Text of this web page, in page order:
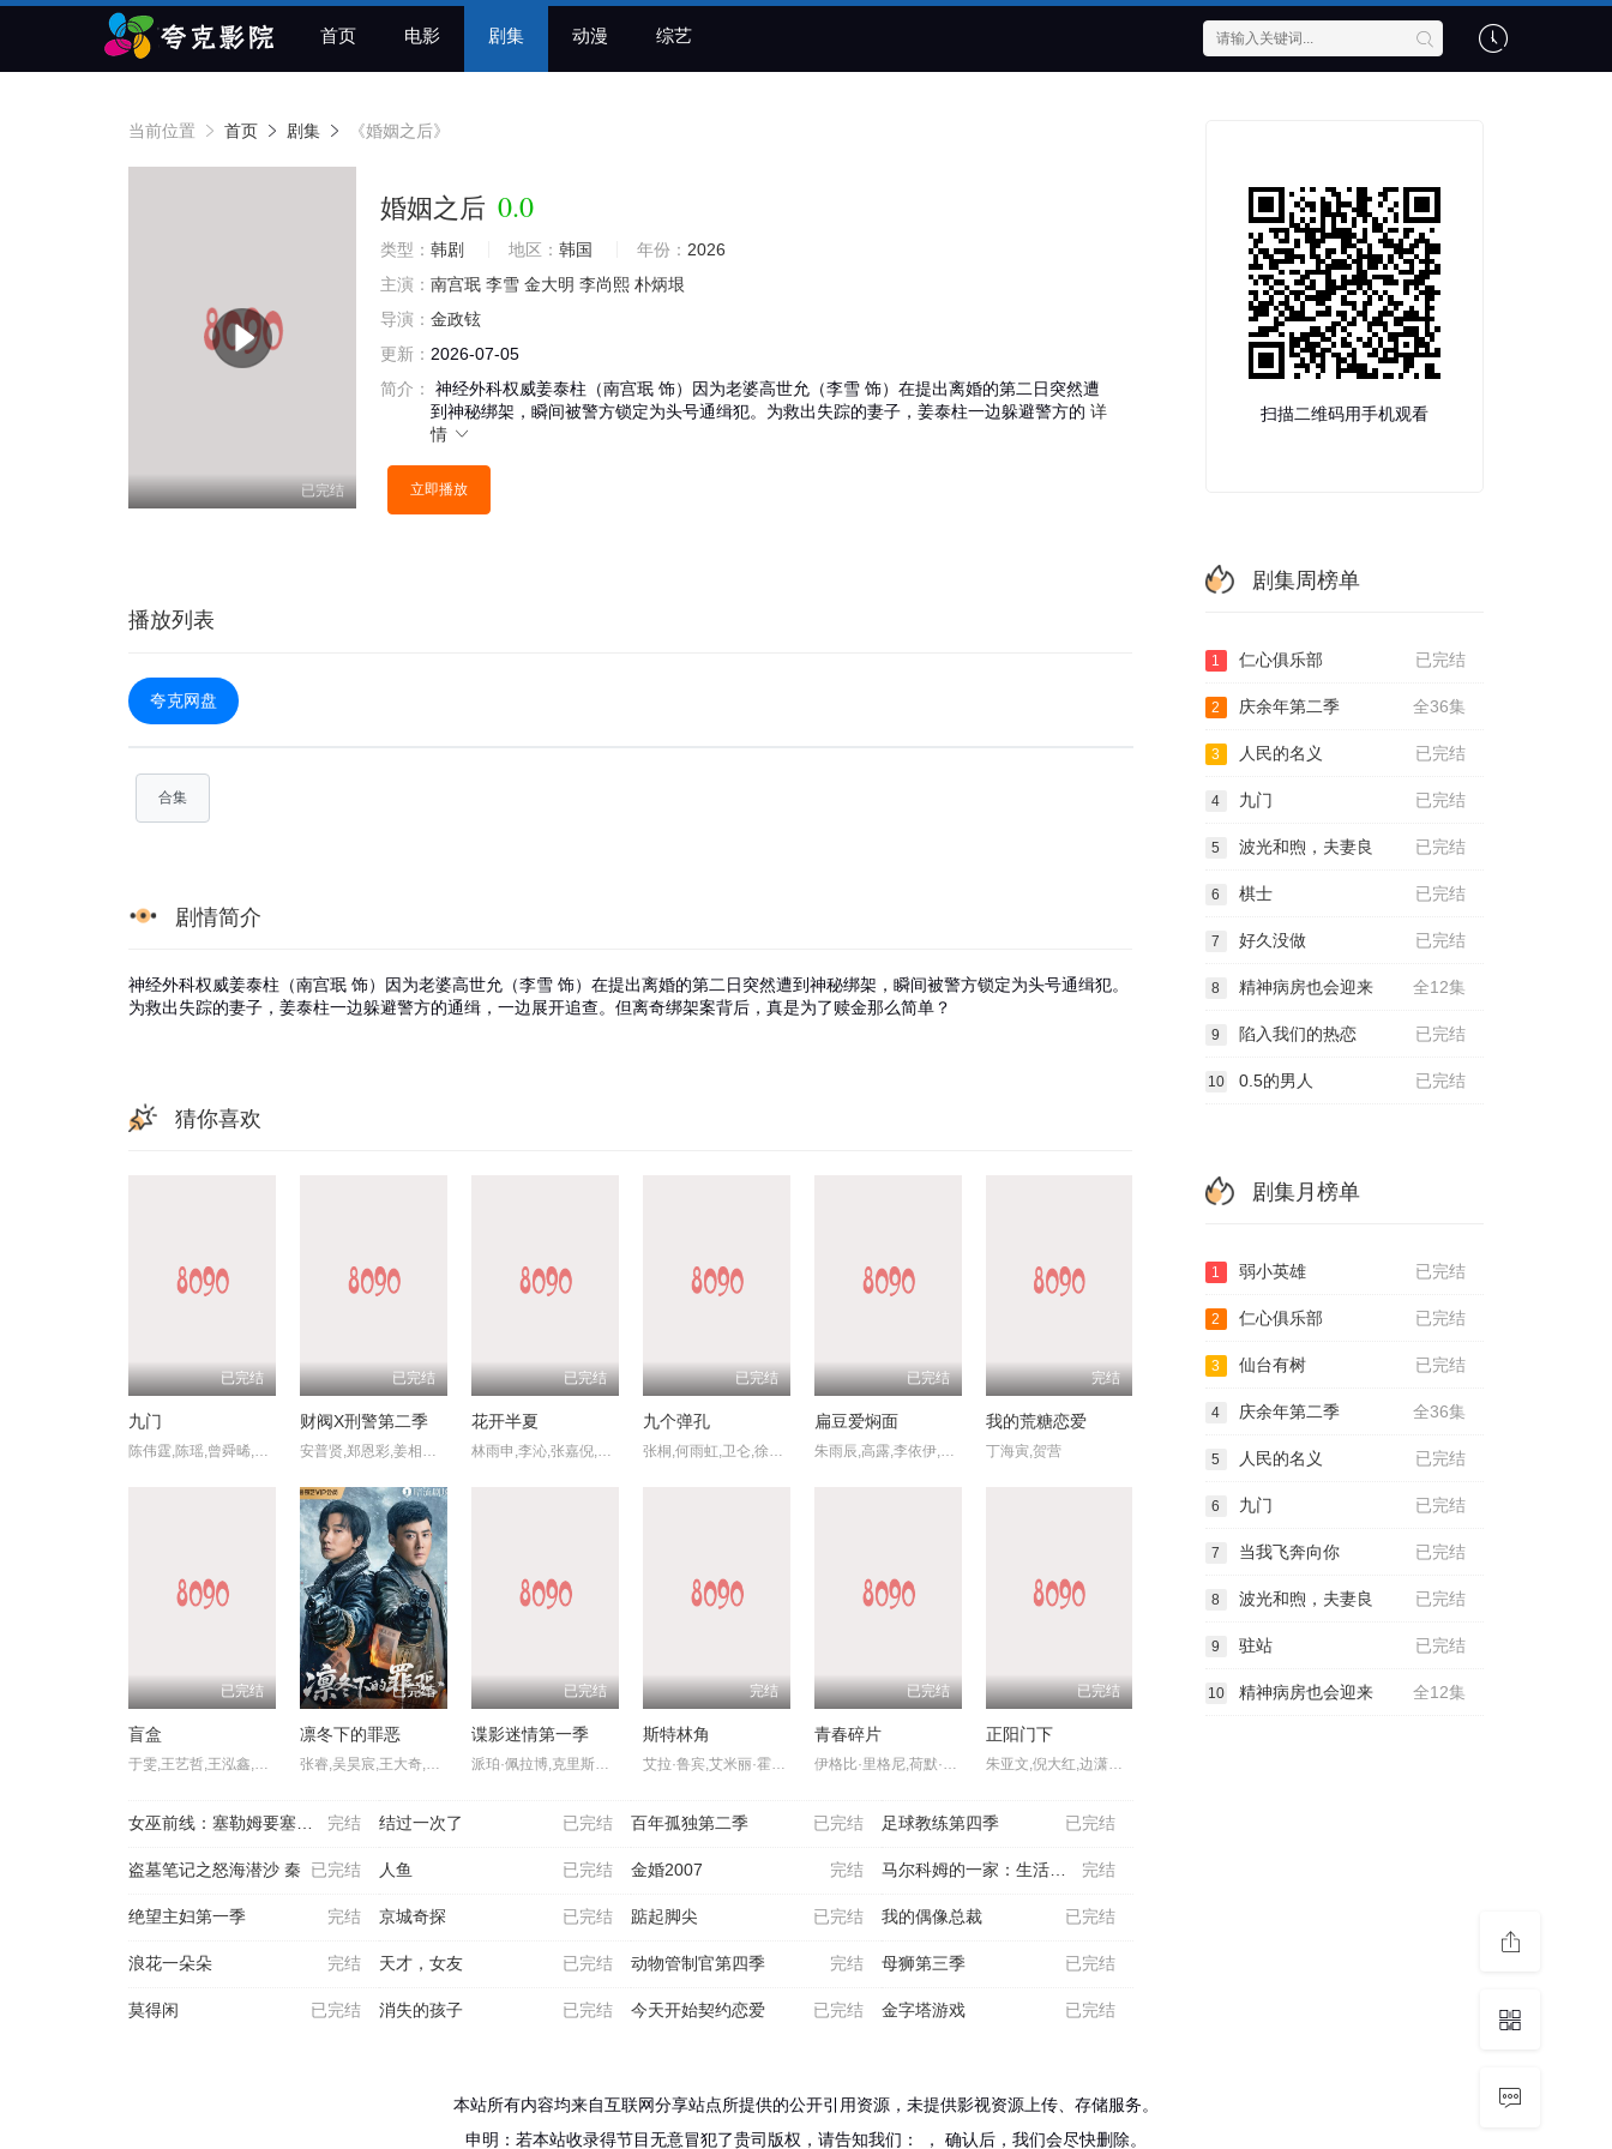
首页 电影 剧集 动漫 综艺
当前位置 首页 剧集 《婚姻之后》
已完结
婚姻之后 0.0
类型： 韩剧 地区： 韩国 年份： 2026
主演： 南宫珉 李雪 金大明 李尚熙 朴炳垠
导演： 金政铉
更新： 2026-07-05
简介：
神经外科权威姜泰柱（南宫珉 饰）因为老婆高世允（李雪 饰）在提出离婚的第二日突然遭
到神秘绑架，瞬间被警方锁定为头号通缉犯。为救出失踪的妻子，姜泰柱一边躲避警方的 详
情
立即播放
播放列表
夸克网盘
合集
剧情简介
神经外科权威姜泰柱（南宫珉 饰）因为老婆高世允（李雪 饰）在提出离婚的第二日突然遭到神秘绑架，瞬间被警方锁定为头号通缉犯。
为救出失踪的妻子，姜泰柱一边躲避警方的通缉，一边展开追查。但离奇绑架案背后，真是为了赎金那么简单？
猜你喜欢
已完结
九门
陈伟霆,陈瑶,曾舜晞,王茂蕾,王奕婷,李乃文,释小龙,应灏铭,季肖冰,胡耘豪,徐正溪,章涛,王祖一,刘畅,杨钧丞,杨昊博,陈鸿锦,吴圣麒,林秋楠,扈帷,雷丰瑞
已完结
财阀X刑警第二季
安普贤,郑恩彩,姜相准,金伸比,俞承豪
已完结
花开半夏
林雨申,李沁,张嘉倪,杨洋,苗侨伟,阚清子,马晓灿,尤勇智,归亚蕾,肥龙,戚美珍,房子斌
已完结
九个弹孔
张桐,何雨虹,卫仑,徐百慧,杨轶,齐奎,孙绍龙,傅亨
已完结
扁豆爱焖面
朱雨辰,高露,李依伊,宿丹
完结
我的荒糖恋爱
丁海寅,贺营
已完结
盲盒
已完结
凛冬下的罪恶
已完结
谍影迷情第一季
派珀·佩拉博,克里斯托弗·戈勒姆,卡瑞·玛切特,彼得·盖勒
完结
斯特林角
艾拉·鲁宾,艾米丽·霍菲尔,基恩·鲁法洛,Mabel,Strachan,博·布拉加森,丹尼尔·奎恩-托伊,雅各布·怀特达克-拉瓦,Nikko,Angelo,Hinayo,西德哈特·沙玛,Christopher,Omari,凯蒂·道格拉斯,卢克·艾沃雷多,凯特·惠勒,杰弗里·迪恩·摩根,米西·派勒
已完结
青春碎片
已完结
正阳门下
朱亚文,倪大红,边潇潇,李光复,杨立新,李建华,朱铁,迟嘉,李野萍,哈斯高娃,陈思斯,尹馨梓,张晶晶,张莉,范琳琳,谭维亚
完结
女巫前线：塞勒姆要塞第三 已完结
结过一次了 已完结
百年孤独第二季 已完结
足球教练第四季
已完结
盗墓笔记之怒海潜沙 秦 已完结
人鱼 完结
金婚2007 完结
马尔科姆的一家：生活依旧
完结
绝望主妇第一季 已完结
京城奇探 已完结
踮起脚尖 已完结
我的偶像总裁
完结
浪花一朵朵 已完结
天才，女友 完结
动物管制官第四季 已完结
母狮第三季
已完结
莫得闲 已完结
消失的孩子 已完结
今天开始契约恋爱 已完结
金字塔游戏
扫描二维码用手机观看
剧集周榜单
已完结
1 仁心俱乐部
全36集
2 庆余年第二季
已完结
3 人民的名义
已完结
4 九门
已完结
5 波光和煦，夫妻良
已完结
6 棋士
已完结
7 好久没做
全12集
8 精神病房也会迎来
已完结
9 陷入我们的热恋
已完结
10 0.5的男人
剧集月榜单
已完结
1 弱小英雄
已完结
2 仁心俱乐部
已完结
3 仙台有树
全36集
4 庆余年第二季
已完结
5 人民的名义
已完结
6 九门
已完结
7 当我飞奔向你
已完结
8 波光和煦，夫妻良
已完结
9 驻站
全12集
10 精神病房也会迎来
本站所有内容均来自互联网分享站点所提供的公开引用资源，未提供影视资源上传、存储服务。
申明：若本站收录得节目无意冒犯了贵司版权，请告知我们：
， 确认后，我们会尽快删除。